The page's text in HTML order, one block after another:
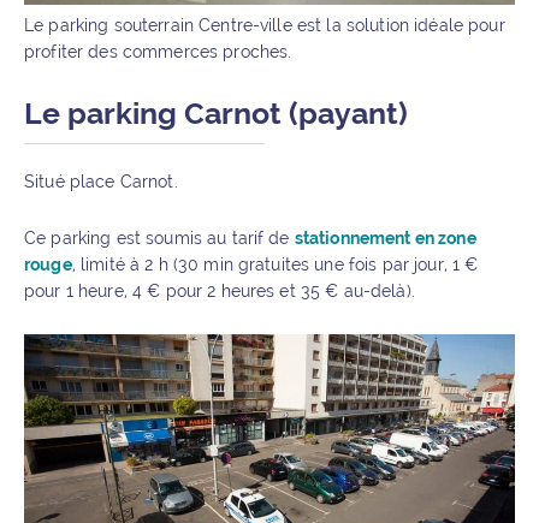
Le parking souterrain Centre-ville est la solution idéale pour
profiter des commerces proches.
Le parking Carnot (payant)
Situé place Carnot.
Ce parking est soumis au tarif de stationnement en zone
rouge, limité à 2 h (30 min gratuites une fois par jour, 1 €
pour 1 heure, 4 € pour 2 heures et 35 € au-delà).